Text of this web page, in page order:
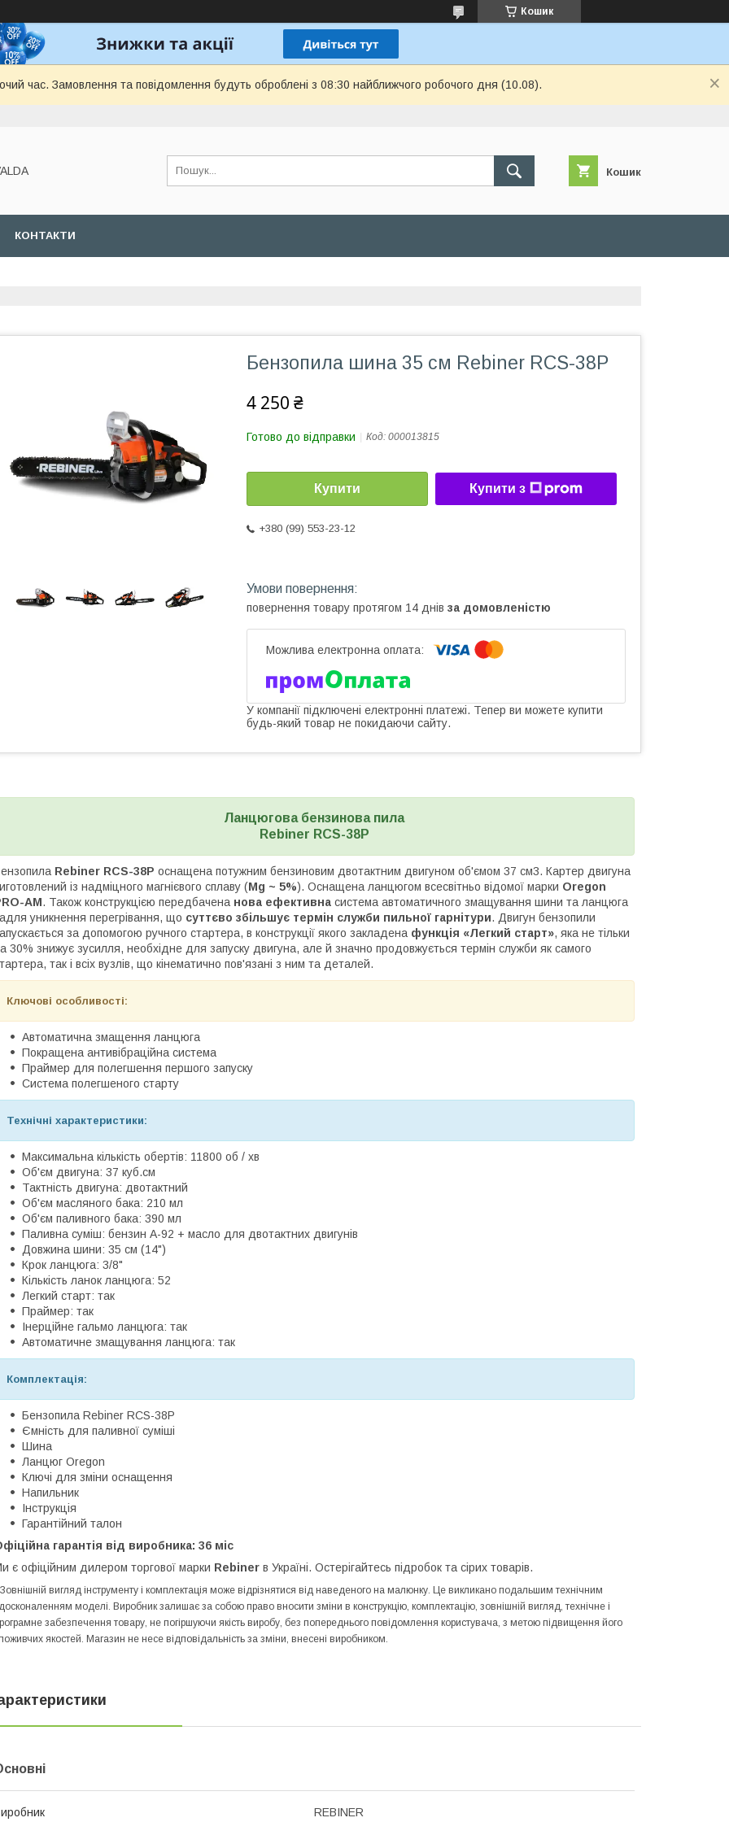
Кошик
час. Замовлення та повідомлення будуть оброблені з 08:30 найближчого робочого дня (10.08).
Кошик
КОНТАКТИ
Бензопила шина 35 см Rebiner RCS-38P
4 250 ₴
Готово до відправки Код: 000013815
Купити Купити з
+380 (99) 553-23-12
повернення товару протягом 14 днів за домовленістю
У компанії підключені електронні платежі. Тепер ви можете купити
будь-який товар не покидаючи сайту.
Ланцюгова бензинова пила
Rebiner RCS-38P
Rebiner RCS-38P оснащена потужним бензиновим двотактним двигуном об'ємом 37 см3. Картер двигуна
із надміцного магнієвого сплаву (Mg ~ 5%). Оснащена ланцюгом всесвітньо відомої марки Oregon
AM. Також конструкцією передбачена нова ефективна система автоматичного змащування шини та ланцюга
уникнення перегрівання, що суттєво збільшує термін служби пильної гарнітури. Двигун бензопили
за допомогою ручного стартера, в конструкції якого закладена функція «Легкий старт», яка не тільки
30% знижує зусилля, необхідне для запуску двигуна, але й значно продовжується термін служби як самого
так і всіх вузлів, що кінематично пов'язані з ним та деталей.
Ключові особливості:
Автоматична змащення ланцюга
Покращена антивібраційна система
Праймер для полегшення першого запуску
Система полегшеного старту
Технічні характеристики:
Максимальна кількість обертів: 11800 об / хв
Об'єм двигуна: 37 куб.см
Тактність двигуна: двотактний
Об'єм масляного бака: 210 мл
Об'єм паливного бака: 390 мл
Паливна суміш: бензин А-92 + масло для двотактних двигунів
Довжина шини: 35 см (14")
Крок ланцюга: 3/8"
Кількість ланок ланцюга: 52
Легкий старт: так
Праймер: так
Інерційне гальмо ланцюга: так
Автоматичне змащування ланцюга: так
Комплектація:
Бензопила Rebiner RCS-38P
Ємність для паливної суміші
Шина
Ланцюг Oregon
Ключі для зміни оснащення
Напильник
Інструкція
Гарантійний талон
гарантія від виробника: 36 міс
є офіційним дилером торгової марки Rebiner в Україні. Остерігайтесь підробок та сірих товарів.
вигляд інструменту і комплектація може відрізнятися від наведеного на малюнку. Це викликано подальшим технічним
моделі. Виробник залишає за собою право вносити зміни в конструкцію, комплектацію, зовнішній вигляд, технічне і
забезпечення товару, не погіршуючи якість виробу, без попереднього повідомлення користувача, з метою підвищення його
якостей. Магазин не несе відповідальність за зміни, внесені виробником.
REBINER